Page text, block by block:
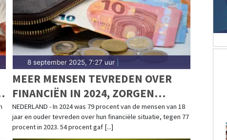
8 september 2025, 7:27 uur|
MEER MENSEN TEVREDEN OVER
FINANCIËN IN 2024, ZORGEN
MINDER GROOT
NEDERLAND - In 2024 was 79 procent van de mensen van 18
jaar en ouder tevreden over hun financiële situatie, tegen 77
procent in 2023. 54 procent gaf [...]